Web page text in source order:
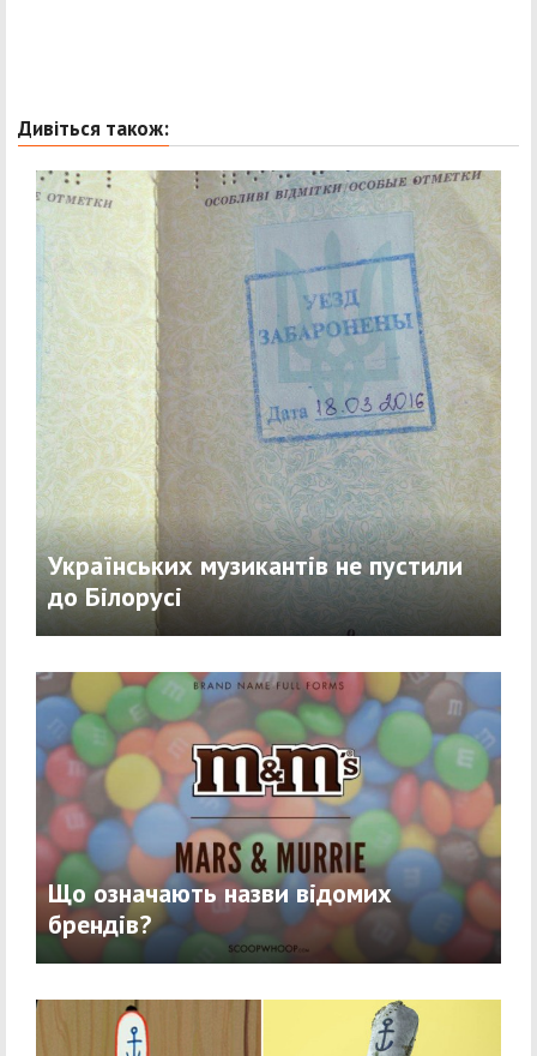
Дивіться також:
Українських музикантів не пустили
до Білорусі
Що означають назви відомих
брендів?